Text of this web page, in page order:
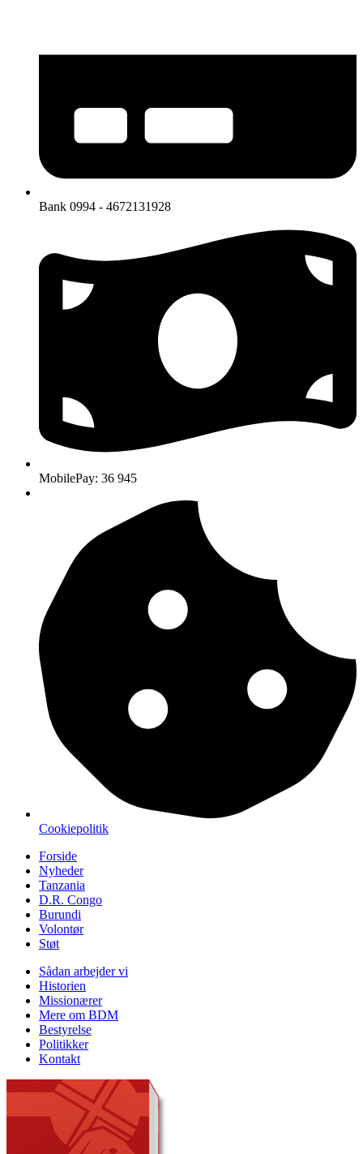
Bank 0994 - 4672131928
MobilePay: 36 945
Cookiepolitik
Forside
Nyheder
Tanzania
D.R. Congo
Burundi
Volontør
Støt
Sådan arbejder vi
Historien
Missionærer
Mere om BDM
Bestyrelse
Politikker
Kontakt